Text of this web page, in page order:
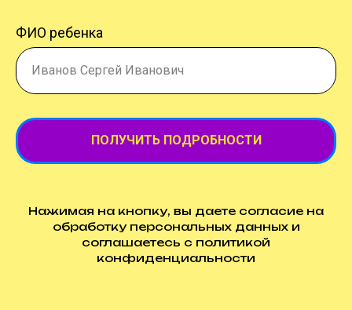
ФИО ребенка
Иванов Сергей Иванович
ПОЛУЧИТЬ ПОДРОБНОСТИ
Нажимая на кнопку, вы даете согласие на
обработку персональных данных и
соглашаетесь c политикой
конфиденциальности